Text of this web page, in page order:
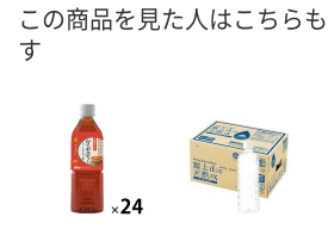
この商品を見た人はこちら
す